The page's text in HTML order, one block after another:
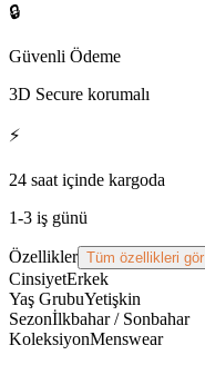
🔒
Güvenli Ödeme
3D Secure korumalı
⚡
24 saat içinde kargoda
1-3 iş günü
Özellikler Tüm özellikleri gör
CinsiyetErkek
Yaş GrubuYetişkin
Sezonİlkbahar / Sonbahar
KoleksiyonMenswear